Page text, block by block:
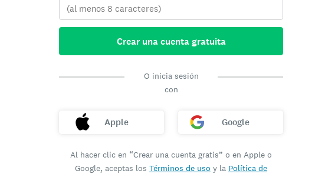
Crear una cuenta gratuita
O inicia sesión
con
Apple Google
Al hacer clic en “Crear una cuenta gratis” o en Apple o
Google, aceptas los Términos de uso y la Política de